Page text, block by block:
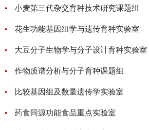
小麦第三代杂交育种技术研究课题组
花生功能基因组学与遗传育种实验室
大豆分子生物学与分子设计育种实验室
作物质谱分析与分子育种课题组
比较基因组及数量遗传学实验室
药食同源功能食品重点实验室